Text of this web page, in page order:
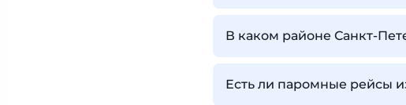
В каком районе Санкт-
Есть ли паромные рейсы